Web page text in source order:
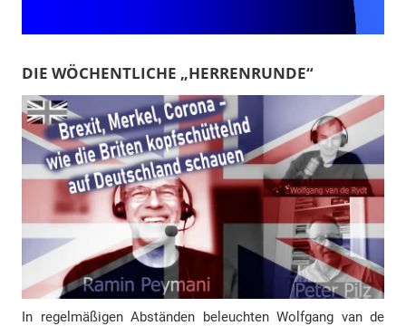
DIE WÖCHENTLICHE „HERRENRUNDE“
In regelmäßigen Abständen beleuchten Wolfgang van de